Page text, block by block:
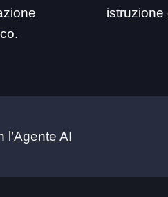
istruzione
l’Agente AI